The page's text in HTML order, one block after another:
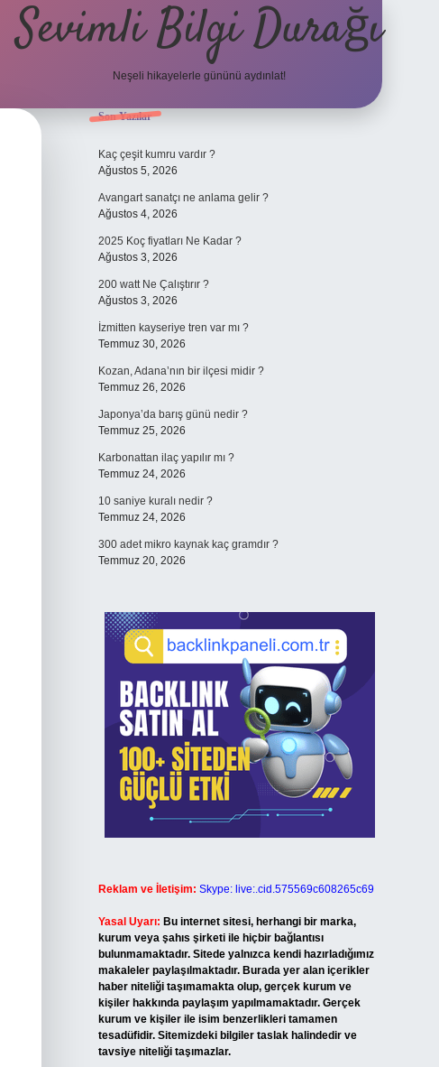
Sevimli Bilgi Durağı
Neşeli hikayelerle gününü aydınlat!
Sidebar
Son Yazılar
Kaç çeşit kumru vardır ?
Ağustos 5, 2026
Avangart sanatçı ne anlama gelir ?
Ağustos 4, 2026
2025 Koç fiyatları Ne Kadar ?
Ağustos 3, 2026
200 watt Ne Çalıştırır ?
Ağustos 3, 2026
İzmitten kayseriye tren var mı ?
Temmuz 30, 2026
Kozan, Adana’nın bir ilçesi midir ?
Temmuz 26, 2026
Japonya’da barış günü nedir ?
Temmuz 25, 2026
Karbonattan ilaç yapılır mı ?
Temmuz 24, 2026
10 saniye kuralı nedir ?
Temmuz 24, 2026
300 adet mikro kaynak kaç gramdır ?
Temmuz 20, 2026
Reklam ve İletişim: Skype: live:.cid.575569c608265c69
Yasal Uyarı: Bu internet sitesi, herhangi bir marka,
kurum veya şahıs şirketi ile hiçbir bağlantısı
bulunmamaktadır. Sitede yalnızca kendi hazırladığımız
makaleler paylaşılmaktadır. Burada yer alan içerikler
haber niteliği taşımamakta olup, gerçek kurum ve
kişiler hakkında paylaşım yapılmamaktadır. Gerçek
kurum ve kişiler ile isim benzerlikleri tamamen
tesadüfidir. Sitemizdeki bilgiler taslak halindedir ve
tavsiye niteliği taşımazlar.